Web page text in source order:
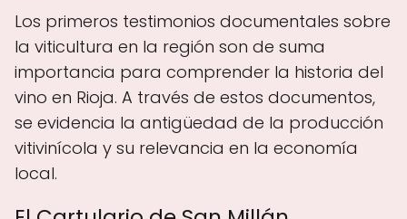
Los primeros testimonios documentales sobre
la viticultura en la región son de suma
importancia para comprender la historia del
vino en Rioja. A través de estos documentos,
se evidencia la antigüedad de la producción
vitivinícola y su relevancia en la economía
local.